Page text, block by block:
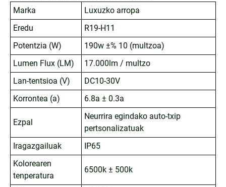
Marka
Luxuzko arropa
Eredu
R19-H11
Potentzia (W)
190w ±% 10 (multzoa)
Lumen Flux (LM)
17.000lm / multzo
Lan-tentsioa (V)
DC10-30V
Korrontea (a)
6.8a ± 0.3a
Ezpal
Neurrira egindako auto-txip
pertsonalizatuak
Iragazgailuak
IP65
Kolorearen
tenperatura
6500k ± 500k